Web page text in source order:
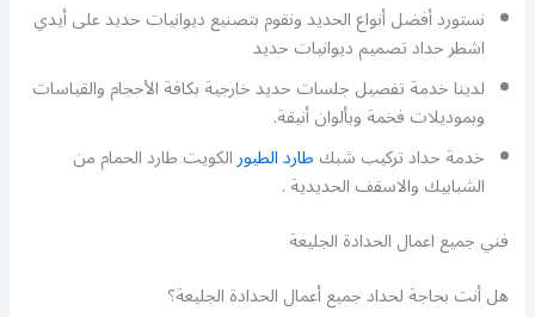
نستورد أفضل أنواع الحديد ونقوم بتصنيع ديوانيات حديد على أيدي
اشطر حداد تصميم ديوانيات حديد
لدينا خدمة تفصيل جلسات حديد خارجية بكافة الأحجام والقياسات
وبموديلات فخمة وبألوان أنيقة.
خدمة حداد تركيب شبكطارد الطيورالكويت طارد الحمام من
الشبابيك والاسقف الحديدية .
فني جميع اعمال الحدادة الجليعة
هل أنت بحاجة لحداد جميع أعمال الحدادة الجليعة؟